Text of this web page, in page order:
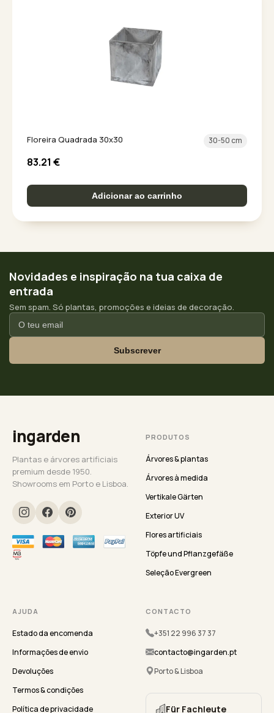
Floreira Quadrada 30x30 30-50 cm
83.21 €
Adicionar ao carrinho
Novidades e inspiração na tua caixa de
entrada
Sem spam. Só plantas, promoções e ideias de decoração.
Subscrever
ingarden
Plantas e árvores artificiais
premium desde 1950.
Showrooms em Porto e Lisboa.
PRODUTOS
Árvores & plantas
Árvores à medida
Vertikale Gärten
Exterior UV
Flores artificiais
Töpfe und Pflanzgefäße
Seleção Evergreen
AJUDA
Estado da encomenda
Informações de envio
Devoluções
Termos & condições
Política de privacidade
CONTACTO
+351 22 996 37 37
contacto@ingarden.pt
Porto & Lisboa
Für Fachleute